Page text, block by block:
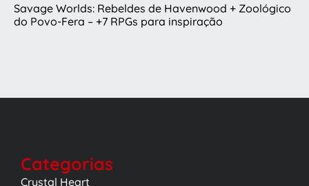
Savage Worlds: Rebeldes de Havenwood + Zoológico
do Povo-Fera – +7 RPGs para inspiração
Categorias
Crystal Heart